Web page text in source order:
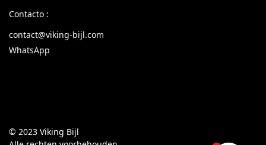
Contacto :
contact@viking-bijl.com
WhatsApp
© 2023 Viking Bijl